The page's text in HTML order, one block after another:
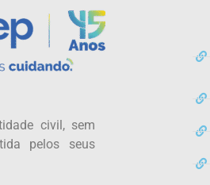
civil, sem
pelos seus